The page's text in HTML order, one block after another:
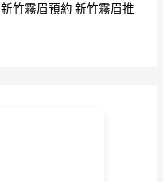
新竹霧眉預約 新竹霧眉推